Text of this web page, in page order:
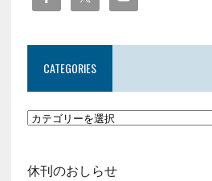
CATEGORIES
休刊のおしらせ